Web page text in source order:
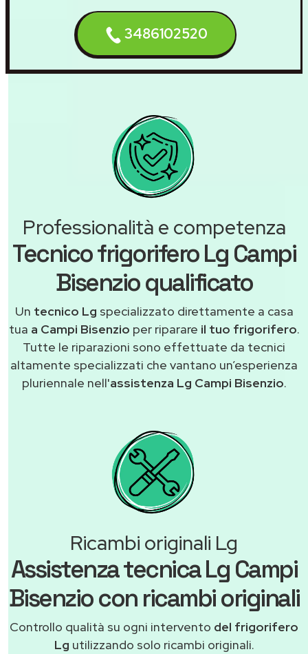
3486102520
Professionalità e competenza
Tecnico frigorifero Lg Campi
Bisenzio qualificato
Un tecnico Lg specializzato direttamente a casa
tua a Campi Bisenzio per riparare il tuo frigorifero.
Tutte le riparazioni sono effettuate da tecnici
altamente specializzati che vantano un’esperienza
pluriennale nell'assistenza Lg Campi Bisenzio.
Ricambi originali Lg
Assistenza tecnica Lg Campi
Bisenzio con ricambi originali
Controllo qualità su ogni intervento del frigorifero
Lg utilizzando solo ricambi originali.